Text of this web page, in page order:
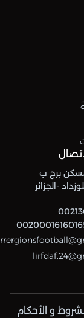
554 مسكن برج ب
-الجزائر
الشروط و الأحكام